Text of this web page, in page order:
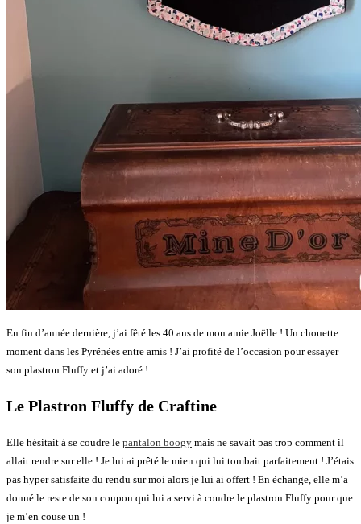
En fin d’année dernière, j’ai fêté les 40 ans de mon amie Joëlle ! Un chouette
moment dans les Pyrénées entre amis ! J’ai profité de l’occasion pour essayer
son plastron Fluffy et j’ai adoré !
Le Plastron Fluffy de Craftine
Elle hésitait à se coudre le pantalon boogy mais ne savait pas trop comment il
allait rendre sur elle ! Je lui ai prêté le mien qui lui tombait parfaitement ! J’étais
pas hyper satisfaite du rendu sur moi alors je lui ai offert ! En échange, elle m’a
donné le reste de son coupon qui lui a servi à coudre le plastron Fluffy pour que
je m’en couse un !